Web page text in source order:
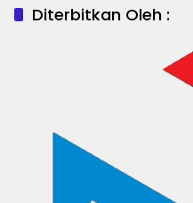
Diterbitkan Oleh :